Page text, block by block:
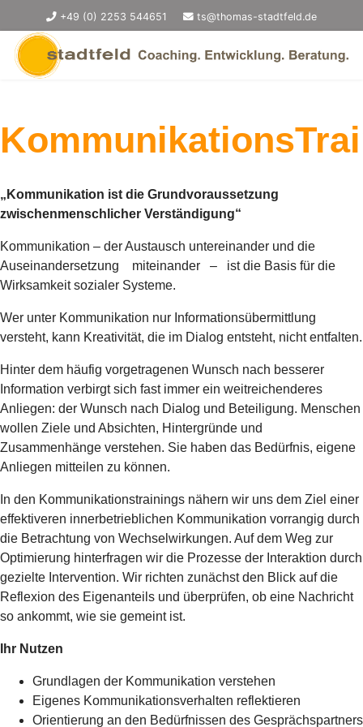
+49 (0) 2253 544651 ts@thomas-stadtfeld.de
„Kommunikation ist die Grundvoraussetzung
zwischenmenschlicher Verständigung“
Kommunikation – der Austausch untereinander und die
Auseinandersetzung miteinander – ist die Basis für die
Wirksamkeit sozialer Systeme.
Wer unter Kommunikation nur Informationsübermittlung
versteht, kann Kreativität, die im Dialog entsteht, nicht entfalten.
Hinter dem häufig vorgetragenen Wunsch nach besserer
Information verbirgt sich fast immer ein weitreichenderes
Anliegen: der Wunsch nach Dialog und Beteiligung. Menschen
wollen Ziele und Absichten, Hintergründe und
Zusammenhänge verstehen. Sie haben das Bedürfnis, eigene
Anliegen mitteilen zu können.
In den Kommunikationstrainings nähern wir uns dem Ziel einer
effektiveren innerbetrieblichen Kommunikation vorrangig durch
die Betrachtung von Wechselwirkungen. Auf dem Weg zur
Optimierung hinterfragen wir die Prozesse der Interaktion durch
gezielte Intervention. Wir richten zunächst den Blick auf die
Reflexion des Eigenanteils und überprüfen, ob eine Nachricht
so ankommt, wie sie gemeint ist.
Ihr Nutzen
Grundlagen der Kommunikation verstehen
Eigenes Kommunikationsverhalten reflektieren
Orientierung an den Bedürfnissen des Gesprächspartners